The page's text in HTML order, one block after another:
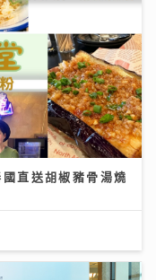
直送胡椒豬骨湯燒